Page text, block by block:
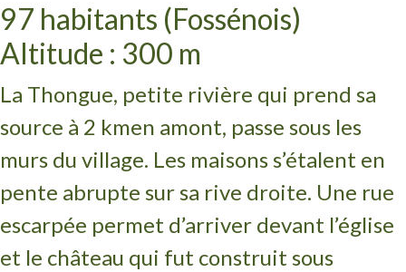
97 habitants (Fossénois)
Altitude : 300 m
La Thongue, petite rivière qui prend sa
source à 2 kmen amont, passe sous les
murs du village. Les maisons s’étalent en
pente abrupte sur sa rive droite. Une rue
escarpée permet d’arriver devant l’église
et le château qui fut construit sous